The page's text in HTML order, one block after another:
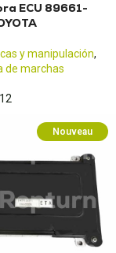
ECU 89661-
y manipulación,
de marchas
Nouveau